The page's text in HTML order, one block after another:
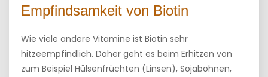
Empfindsamkeit von Biotin
Wie viele andere Vitamine ist Biotin sehr
hitzeempfindlich. Daher geht es beim Erhitzen von
zum Beispiel Hülsenfrüchten (Linsen), Sojabohnen,